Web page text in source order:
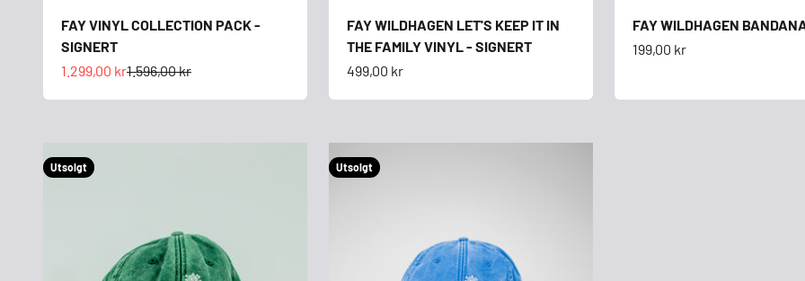
FAY VINYL COLLECTION PACK -
SIGNERT
Salgspris
1.299,00 krNormalpris
1.596,00 kr
FAY WILDHAGEN LET'S KEEP IT IN
THE FAMILY VINYL - SIGNERT
Salgspris
499,00 kr
FAY WILDHAGEN
Salgspris
199,00 kr
Utsolgt Utsolgt